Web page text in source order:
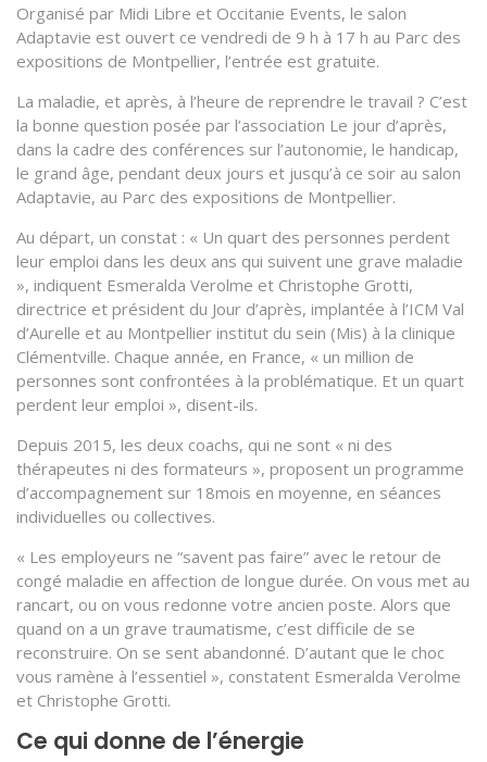
Organisé par Midi Libre et Occitanie Events, le salon
Adaptavie est ouvert ce vendredi de 9 h à 17 h au Parc des
expositions de Montpellier, l’entrée est gratuite.
La maladie, et après, à l’heure de reprendre le travail ? C’est
la bonne question posée par l’association Le jour d’après,
dans la cadre des conférences sur l’autonomie, le handicap,
le grand âge, pendant deux jours et jusqu’à ce soir au salon
Adaptavie, au Parc des expositions de Montpellier.
Au départ, un constat : « Un quart des personnes perdent
leur emploi dans les deux ans qui suivent une grave maladie
», indiquent Esmeralda Verolme et Christophe Grotti,
directrice et président du Jour d’après, implantée à l’ICM Val
d’Aurelle et au Montpellier institut du sein (Mis) à la clinique
Clémentville. Chaque année, en France, « un million de
personnes sont confrontées à la problématique. Et un quart
perdent leur emploi », disent-ils.
Depuis 2015, les deux coachs, qui ne sont « ni des
thérapeutes ni des formateurs », proposent un programme
d’accompagnement sur 18mois en moyenne, en séances
individuelles ou collectives.
« Les employeurs ne “savent pas faire” avec le retour de
congé maladie en affection de longue durée. On vous met au
rancart, ou on vous redonne votre ancien poste. Alors que
quand on a un grave traumatisme, c’est difficile de se
reconstruire. On se sent abandonné. D’autant que le choc
vous ramène à l’essentiel », constatent Esmeralda Verolme
et Christophe Grotti.
Ce qui donne de l’énergie